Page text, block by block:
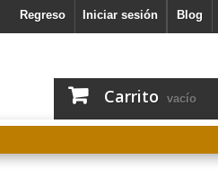
Blog
Iniciar sesión
Regreso
Carrito vacío